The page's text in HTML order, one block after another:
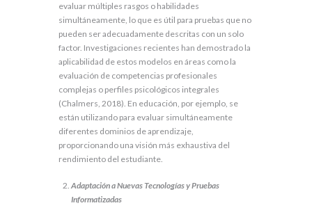
evaluar múltiples rasgos o habilidades
simultáneamente, lo que es útil para pruebas que no
pueden ser adecuadamente descritas con un solo
factor. Investigaciones recientes han demostrado la
aplicabilidad de estos modelos en áreas como la
evaluación de competencias profesionales
complejas o perfiles psicológicos integrales
(Chalmers, 2018). En educación, por ejemplo, se
están utilizando para evaluar simultáneamente
diferentes dominios de aprendizaje,
proporcionando una visión más exhaustiva del
rendimiento del estudiante.
Adaptación a Nuevas Tecnologías y Pruebas
Informatizadas